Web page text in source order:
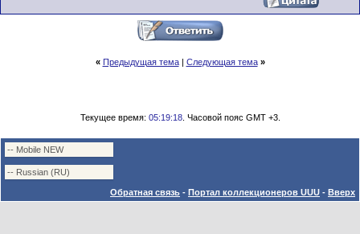
« Предыдущая тема| Следующая тема »
Текущее время: 05:19:18. Часовой пояс GMT +3.
Обратная связь - Портал коллекционеров UUU - Вверх